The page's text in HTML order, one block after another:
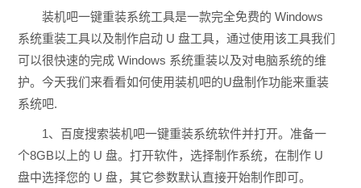
装机吧一键重装系统工具是一款完全免费的 Windows
系统重装工具以及制作启动 U 盘工具，通过使用该工具我们
可以很快速的完成 Windows 系统重装以及对电脑系统的维
护。今天我们来看看如何使用装机吧的U盘制作功能来重装
系统吧.
1、百度搜索装机吧一键重装系统软件并打开。准备一
个8GB以上的 U 盘。打开软件，选择制作系统，在制作 U
盘中选择您的 U 盘，其它参数默认直接开始制作即可。